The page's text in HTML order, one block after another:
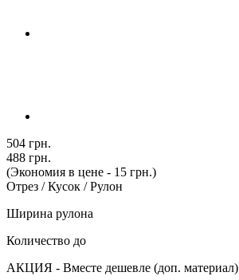
504 грн.
488 грн.
(Экономия в цене - 15 грн.)
Отрез / Кусок / Рулон
Ширина рулона
Количество до
АКЦИЯ - Вместе дешевле (доп. материал)